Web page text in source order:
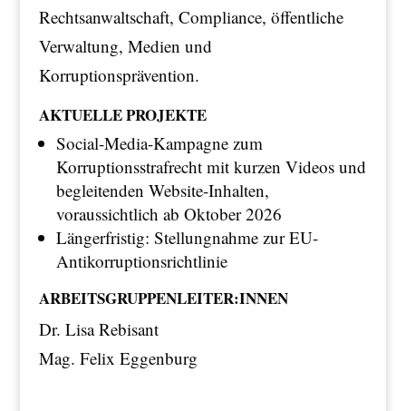
Rechtsanwaltschaft, Compliance, öffentliche
Verwaltung, Medien und
Korruptionsprävention.
AKTUELLE PROJEKTE
Social-Media-Kampagne zum
Korruptionsstrafrecht mit kurzen Videos und
begleitenden Website-Inhalten,
voraussichtlich ab Oktober 2026
Längerfristig: Stellungnahme zur EU-
Antikorruptionsrichtlinie
ARBEITSGRUPPENLEITER:INNEN
Dr. Lisa Rebisant
Mag. Felix Eggenburg